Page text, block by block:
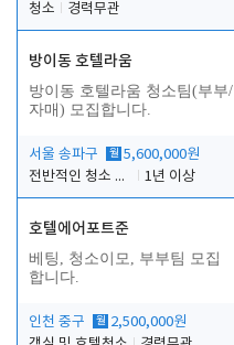
청소
경력무관
방이동 호텔라움
방이동 호텔라움 청소팀(부부/
자매) 모집합니다.
서울 송파구 월 5,600,000원
전반적인 청소 업무(객실청소.객실정리)
1년 이상
호텔에어포트준
베팅, 청소이모, 부부팀 모집
합니다.
인천 중구 월 2,500,000원